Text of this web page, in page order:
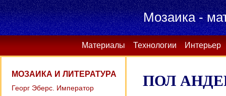
Мозаика -
Материалы Технологии Интерьер
МОЗАИКА И ЛИТЕРАТУРА
Георг Эберс. Император ПОЛ